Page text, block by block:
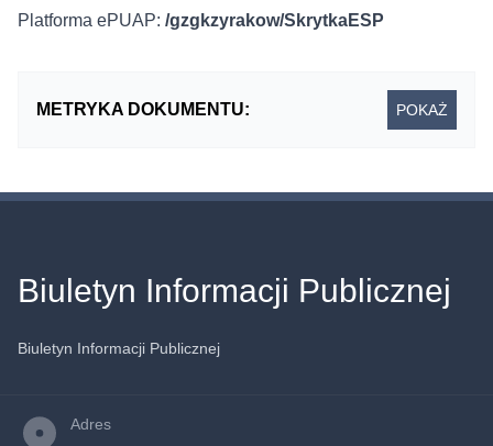
Platforma ePUAP: /gzgkzyrakow/SkrytkaESP
METRYKA DOKUMENTU: POKAŻ
Biuletyn Informacji Publicznej
Biuletyn Informacji Publicznej
Adres